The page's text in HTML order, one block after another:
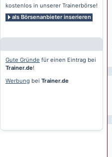
kostenlos in unserer Trainerbörse!
als Börsenanbieter inserieren
Gute Gründe für einen Eintrag bei
Trainer.de!
Werbung bei Trainer.de